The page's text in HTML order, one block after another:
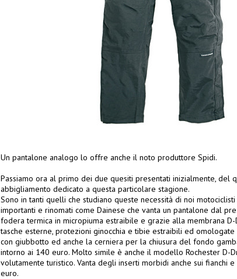
Un pantalone analogo lo offre anche il noto produttore Spidi.
Passiamo ora al primo dei due quesiti presentati inizialmente, del
abbigliamento dedicato a questa particolare stagione.
Sono in tanti quelli che studiano queste necessità di noi
importanti e rinomati come Dainese che vanta un pantalone dal
fodera termica in micropiuma estraibile e grazie alla membrana
tasche esterne, protezioni ginocchia e tibie estraibili ed
con giubbotto ed anche la cerniera per la chiusura del fondo
intorno ai 140 euro. Molto simile è anche il modello Rochester D-
volutamente turistico. Vanta degli inserti morbidi anche sui fianchi
euro.